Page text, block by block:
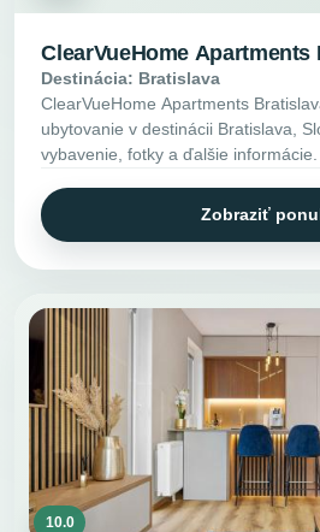
ClearVueHome Apartments
Destinácia: Bratislava
ClearVueHome Apartments
ubytovanie v destinácii Bratislava,
vybavenie, fotky a ďalšie informácie.
Zobraziť
10.0